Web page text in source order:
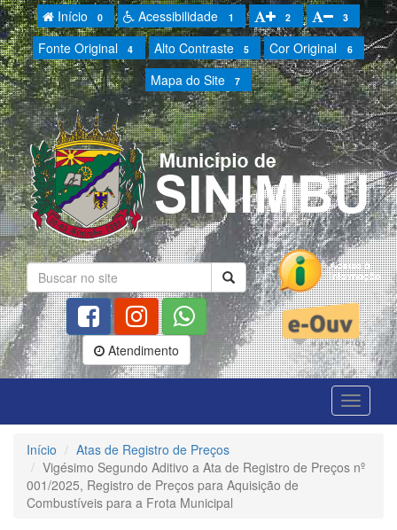
Início 0 Acessibilidade 1 2 3
Fonte Original 4 Alto Contraste 5 Cor Original 6
Mapa do Site 7
Atendimento
Início
Atas de Registro de Preços
Vigésimo Segundo Aditivo a Ata de Registro de Preços nº
001/2025, Registro de Preços para Aquisição de
Combustíveis para a Frota Municipal